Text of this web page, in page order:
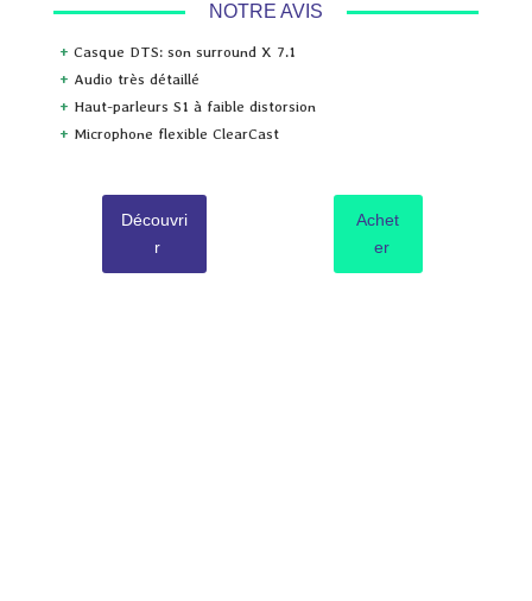
NOTRE AVIS
+ Casque DTS: son surround X 7.1
+ Audio très détaillé
+ Haut-parleurs S1 à faible distorsion
+ Microphone flexible ClearCast
Découvri
r
Achet
er